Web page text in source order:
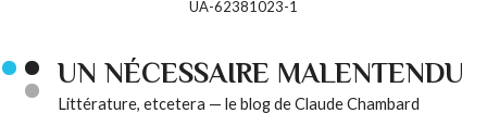
UA-62381023-1
UN NÉCESSAIRE MALENTENDU
Littérature, etcetera — le blog de Claude Chambard